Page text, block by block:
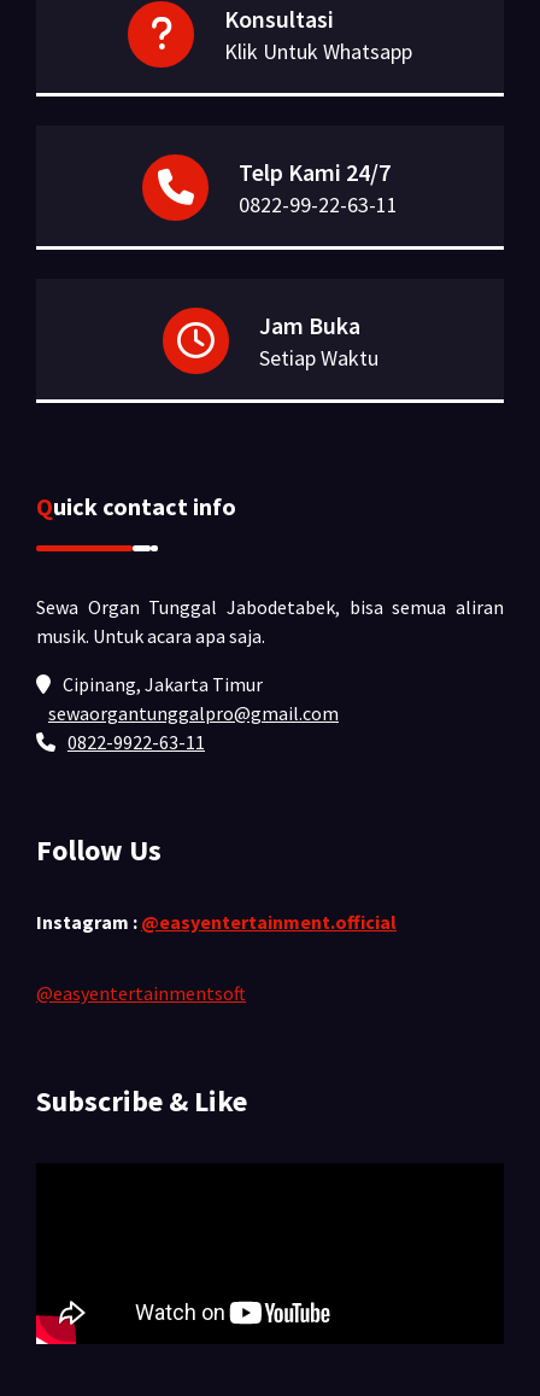
Konsultasi
Klik Untuk Whatsapp
Telp Kami 24/7
0822-99-22-63-11
Jam Buka
Setiap Waktu
Quick contact info
Sewa Organ Tunggal Jabodetabek, bisa semua aliran
musik. Untuk acara apa saja.
Cipinang, Jakarta Timur
sewaorgantunggalpro@gmail.com
0822-9922-63-11
Follow Us
Instagram : @easyentertainment.official
@easyentertainmentsoft
Subscribe & Like